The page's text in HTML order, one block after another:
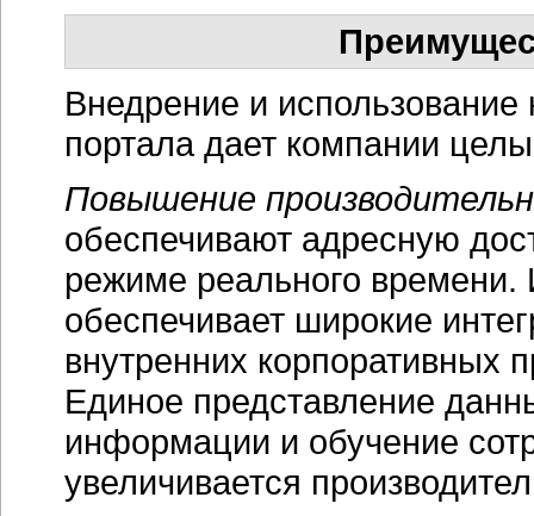
Внедрение и
портала дает компании
Повышение
обеспечивают адресную
режиме реального
обеспечивает широкие
внутренних
Единое представление
информации и обучение
увеличивается